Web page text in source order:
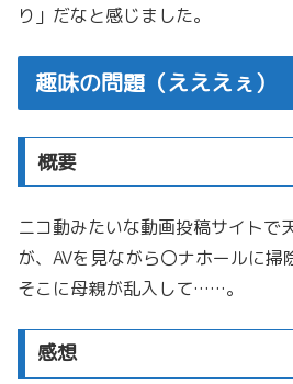
り」だなと感じました。
趣味の問題（えええぇ）
概要
ニコ動みたいな動画投稿サイトで
が、AVを見ながら〇ナホールに掃
そこに母親が乱入して……。
感想